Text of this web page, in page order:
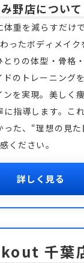
野店について
体重を減らすだけ
ったボディメイク
とりの体型・骨格
ドのトレーニング
ンを実現。美しく
に指導します。こ
った、“理想の見
ください。
詳しく見る
千葉